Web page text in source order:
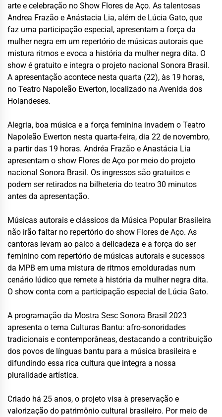
arte e celebração no Show Flores de Aço. As talentosas
Andrea Frazão e Anástacia Lia, além de Lúcia Gato, que
faz uma participação especial, apresentam a força da
mulher negra em um repertório de músicas autorais que
mistura ritmos e evoca a história da mulher negra dita. O
show é gratuito e integra o projeto nacional Sonora Brasil.
A apresentação acontece nesta quarta (22), às 19 horas,
no Teatro Napoleão Ewerton, localizado na Avenida dos
Holandeses.
Alegria, boa música e a força feminina invadem o Teatro
Napoleão Ewerton nesta quarta-feira, dia 22 de novembro,
a partir das 19 horas. Andréa Frazão e Anastácia Lia
apresentam o show Flores de Aço por meio do projeto
nacional Sonora Brasil. Os ingressos são gratuitos e
podem ser retirados na bilheteria do teatro 30 minutos
antes da apresentação.
Músicas autorais e clássicos da Música Popular Brasileira
não irão faltar no repertório do show Flores de Aço. As
cantoras levam ao palco a delicadeza e a força do ser
feminino com repertório de músicas autorais e sucessos
da MPB em uma mistura de ritmos emolduradas num
cenário lúdico que remete à história da mulher negra dita.
O show conta com a participação especial de Lúcia Gato.
A programação da Mostra Sesc Sonora Brasil 2023
apresenta o tema Culturas Bantu: afro-sonoridades
tradicionais e contemporâneas, destacando a contribuição
dos povos de línguas bantu para a música brasileira e
difundindo essa rica cultura que integra a nossa
pluralidade artística.
Criado há 25 anos, o projeto visa à preservação e
valorização do patrimônio cultural brasileiro. Por meio de